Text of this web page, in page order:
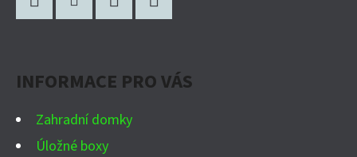
INFORMACE PRO VÁS
Zahradní domky
Úložné boxy